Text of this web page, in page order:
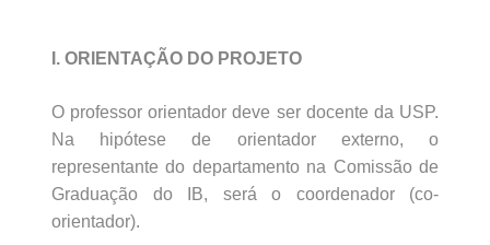
I. ORIENTAÇÃO DO PROJETO
O professor orientador deve ser docente da USP.
Na hipótese de orientador externo, o
representante do departamento na Comissão de
Graduação do IB, será o coordenador (co-
orientador).